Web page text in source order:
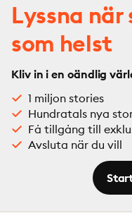
Lyssna
som helst
Kliv in i en oändlig
1 miljon stories
Hundratals nya
Få tillgång till
Avsluta när du vill